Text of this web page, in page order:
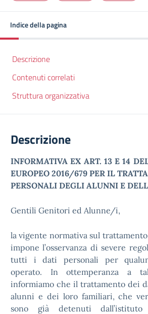
Indice della pagina
Descrizione
Contenuti correlati
Struttura organizzativa
Descrizione
INFORMATIVA EX ART. 13 E 14
EUROPEO 2016/679 PER IL
PERSONALI DEGLI ALUNNI E
Gentili Genitori ed Alunne/i,
la vigente normativa sul
impone l’osservanza di severe
tutti i dati personali per
operato. In ottemperanza a
informiamo che il trattamento dei
alunni e dei loro familiari, che
sono già detenuti dall’istituto